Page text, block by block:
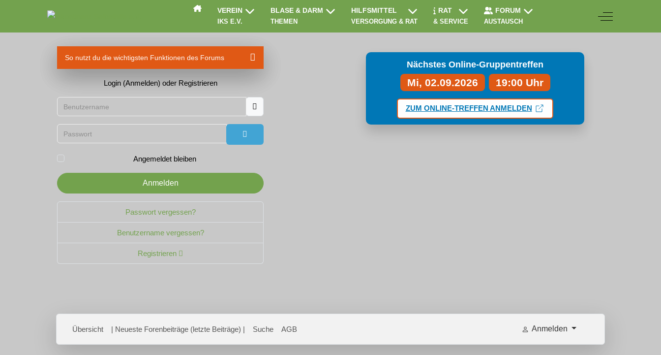
VEREIN
IKS E.V.
BLASE & DARM
THEMEN
HILFSMITTEL
VERSORGUNG & RAT
RAT
& SERVICE
FORUM
AUSTAUSCH
Off-Canvas
So nutzt du die wichtigsten Funktionen des Forums
Login (Anmelden) oder Registrieren
Benutzername
Passwort
Passwort anzeigen
Angemeldet bleiben
Anmelden
Passwort vergessen?
Benutzername vergessen?
Registrieren
Nächstes Online-Gruppentreffen
Mi, 02.09.2026 19:00 Uhr
ZUM ONLINE-TREFFEN ANMELDEN
Übersicht | Neueste Forenbeiträge (letzte Beiträge) | Suche AGB Anmelden